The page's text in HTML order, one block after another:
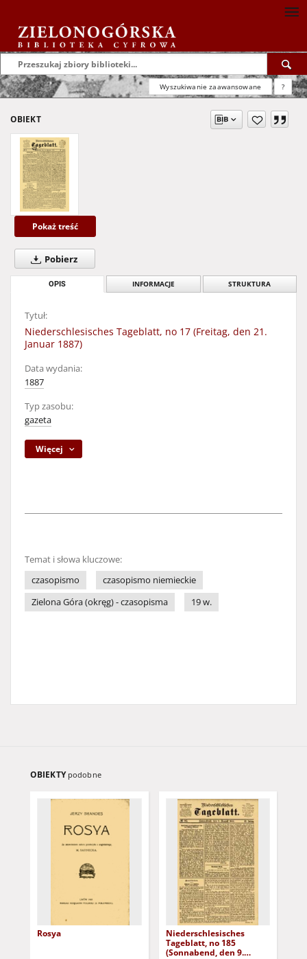
Wyszukiwanie zaawansowane ?
OBIEKT
Pokaż treść
Pobierz
OPIS INFORMACJE STRUKTURA
Tytuł:
Niederschlesisches Tageblatt, no 17 (Freitag, den 21.
Januar 1887)
Data wydania:
1887
Typ zasobu:
gazeta
Więcej
Temat i słowa kluczowe:
czasopismo
czasopismo niemieckie
Zielona Góra (okręg) - czasopisma
19 w.
OBIEKTY podobne
Rosya
Niederschlesisches
Tageblatt, no 185
(Sonnabend, den 9.